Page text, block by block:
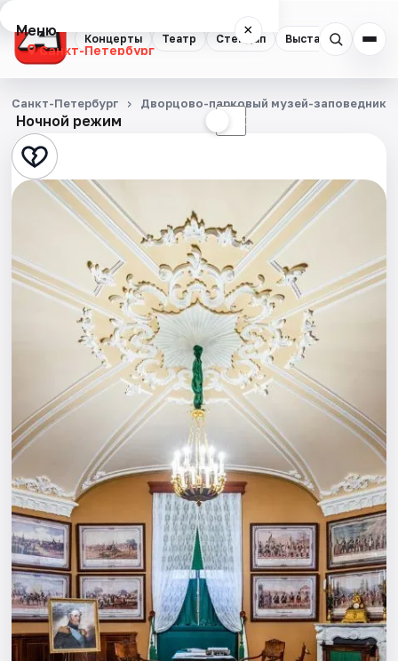
Концерты Театр Стендап Выставки
Меню ×
Санкт-Петербург
Концерты
Театр
Стендап
Выставки
Квесты
Экскурсии
События
Города
Площадки
Артисты
Рейтинги
Ночной режим ☾
Санкт-Петербург Дворцово-парковый музей-заповедник